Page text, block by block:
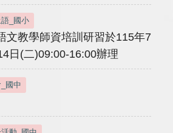
_國小
文教學師資培訓研習於115年7
日(二)09:00-16:00辦理
國中